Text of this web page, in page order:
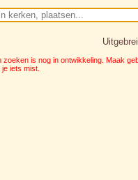
zoeken is nog in ontwikkeling. Maak
iets mist.